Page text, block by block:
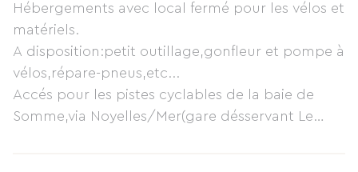
keuken, een badkamer (bad en douche) met een
wasmachine, plus een slaapkamer met een
tweepersoonsbed van 160 cm en een
aangrenzende slaapkamer met drie
eenpersoonsbedden; deze twee slaapkamers
delen een doucheruimte. Een andere
Hébergements avec local fermé pour les vélos et
matériels.
A disposition:petit outillage,gonfleur et pompe à
vélos,répare-pneus,etc...
Accés pour les pistes cyclables de la baie de
Somme,via Noyelles/Mer(gare désservant Le